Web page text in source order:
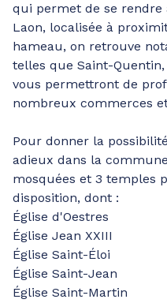
qui permet de se rendre
Laon, localisée à
hameau, on retrouve
telles que Saint-
vous permettront de
nombreux commerces
Pour donner la
adieux dans la
mosquées et 3 temples
disposition, dont :
Église d'Oestres
Église Jean XXIII
Église Saint-Éloi
Église Saint-Jean
Église Saint-Martin